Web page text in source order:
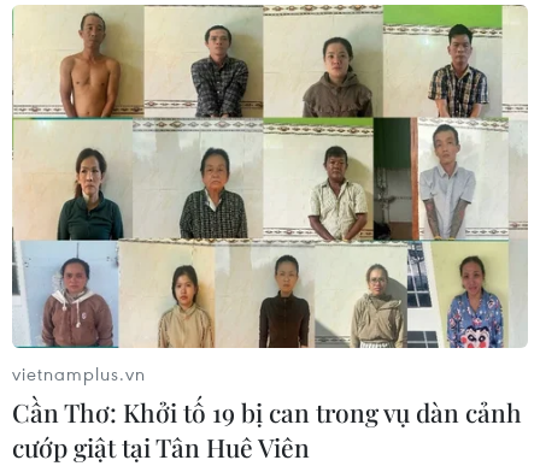
vietnamplus.vn
Cần Thơ: Khởi tố 19 bị can trong vụ dàn cảnh
cướp giật tại Tân Huê Viên